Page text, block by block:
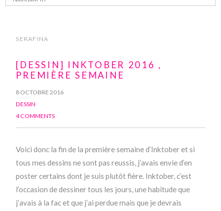
SERAFINA
[DESSIN] INKTOBER 2016 ,
PREMIÈRE SEMAINE
8 OCTOBRE 2016
DESSIN
4 COMMENTS
Voici donc la fin de la première semaine d’Inktober et si
tous mes dessins ne sont pas reussis, j’avais envie d’en
poster certains dont je suis plutôt fière. Inktober, c’est
l’occasion de dessiner tous les jours, une habitude que
j’avais à la fac et que j’ai perdue mais que je devrais